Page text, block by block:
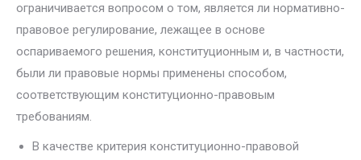
ограничивает­ся вопросом о том, является ли нормативно-
правовое регулирование, лежащее в основе
оспариваемого решения, конституционным и, в част­ности,
были ли правовые нормы применены способом,
соответствующим конституционно-правовым
требованиям.
В качестве критерия конституционно-правовой